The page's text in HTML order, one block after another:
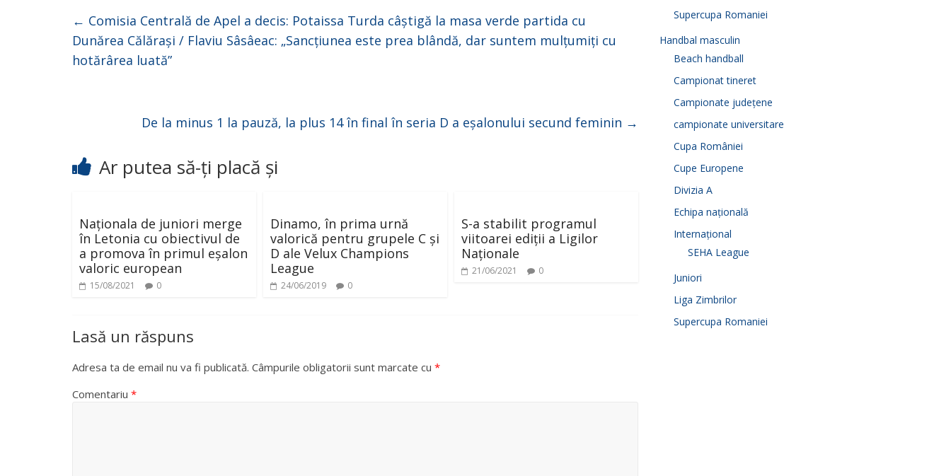
← Comisia Centrală de Apel a decis: Potaissa Turda câștigă la masa verde partida cu
Dunărea Călărași / Flaviu Sâsâeac: „Sancțiunea este prea blândă, dar suntem mulțumiți cu
hotărârea luată”
De la minus 1 la pauză, la plus 14 în final în seria D a eșalonului secund feminin →
Ar putea să-ți placă și
Naționala de juniori merge
în Letonia cu obiectivul de
a promova în primul eșalon
valoric european
15/08/2021 0
Dinamo, în prima urnă
valorică pentru grupele C și
D ale Velux Champions
League
24/06/2019 0
S-a stabilit programul
viitoarei ediții a Ligilor
Naționale
21/06/2021 0
Lasă un răspuns
Adresa ta de email nu va fi publicată. Câmpurile obligatorii sunt marcate cu *
Comentariu *
Supercupa Romaniei
Handbal masculin
Beach handball
Campionat tineret
Campionate județene
campionate universitare
Cupa României
Cupe Europene
Divizia A
Echipa națională
Internațional
SEHA League
Juniori
Liga Zimbrilor
Supercupa Romaniei